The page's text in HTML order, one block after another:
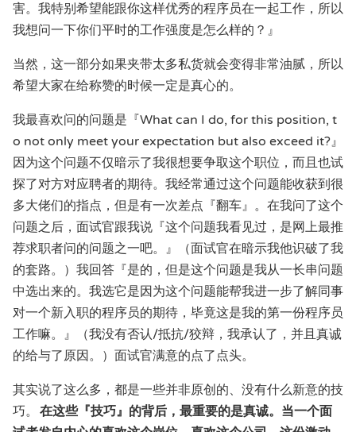
害。我特别希望能跟你这样优秀的程序员在一起工作，所以
我想问一下你们平时的工作强度是怎么样的？』
当然，这一部分如果夹带太多私货就会变得非常油腻，所以
希望大家在给称赞的时候一定是真心的。
我最喜欢问的问题是『What can I do, for this position, t
o not only meet your expectation but also exceed it?』
因为这个问题不仅暗示了我很想要争取这个职位，而且也试
探了对方对应聘者的期待。我经常通过这个问题能收获到很
多大佬们的指点，但是有一次差点『翻车』。在我问了这个
问题之后，面试官跟我说『这个问题我看见过，是网上最推
荐求职者问的问题之一吧。』（面试官在暗示我他识破了我
的套路。）我回答『是的，但是这个问题是我从一长串问题
中选出来的。我选它是因为这个问题能帮我进一步了解同事
对一个新入职的程序员的期待，毕竟这是我的第一份程序员
工作嘛。』（我没有否认/抵抗/狡辩，我承认了，并且真诚
的给与了原因。）面试官满意的点了点头。
其实说了这么多，都是一些并非原创的、没有什么新意的技
巧。 在这些『技巧』的背后，最重要的是真诚。当一个面